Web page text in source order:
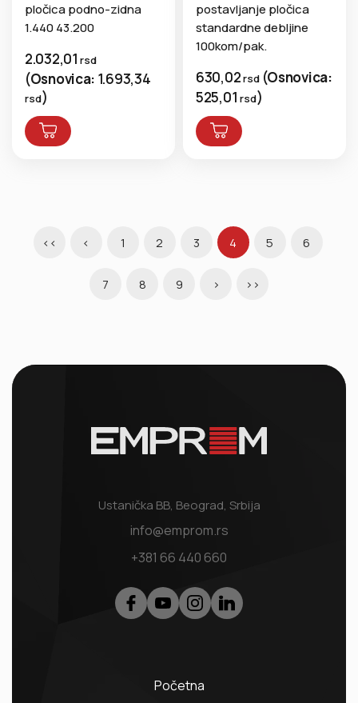
pločica podno-zidna
1.440 43.200
2.032,01rsd
(Osnovica: 1.693,34
rsd)
postavljanje pločica
standardne debljine
100kom/pak.
630,02rsd (Osnovica:
525,01 rsd)
<< < 1 2 3 4 5 6
7 8 9 > >>
Ustanička BB, Beograd, Srbija
info@emprom.rs
+381 66 440 660
Početna